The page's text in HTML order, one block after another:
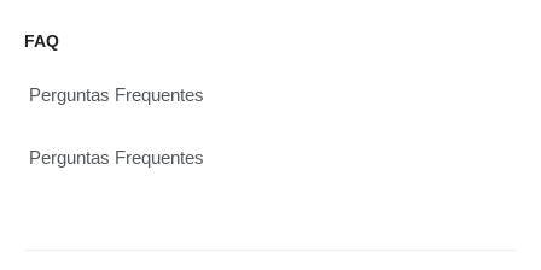
FAQ
Perguntas Frequentes
Perguntas Frequentes